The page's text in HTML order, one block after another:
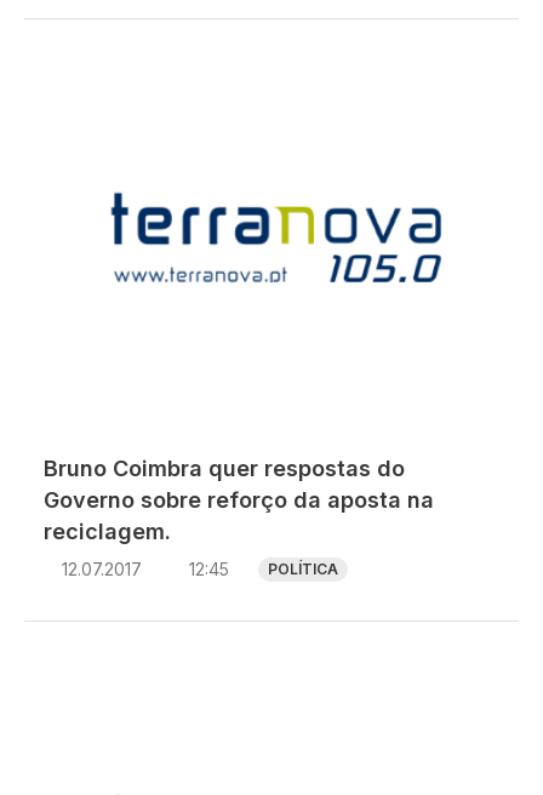
Bruno Coimbra quer respostas do
Governo sobre reforço da aposta na
reciclagem.
12.07.2017 12:45 POLÍTICA